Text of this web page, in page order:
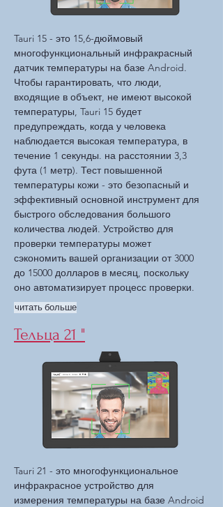
Tauri 15 - это 15,6-дюймовый
многофункциональный инфракрасный
датчик температуры на базе Android.
Чтобы гарантировать, что люди,
входящие в объект, не имеют высокой
температуры, Tauri 15 будет
предупреждать, когда у человека
наблюдается высокая температура, в
течение 1 секунды. на расстоянии 3,3
фута (1 метр). Тест повышенной
температуры кожи - это безопасный и
эффективный основной инструмент для
быстрого обследования большого
количества людей. Устройство для
проверки температуры может
сэкономить вашей организации от 3000
до 15000 долларов в месяц, поскольку
оно автоматизирует процесс проверки.
читать больше
Тельца 21 "
Tauri 21 - это многофункциональное
инфракрасное устройство для
измерения температуры на базе Android